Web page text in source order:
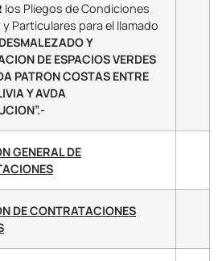
los Pliegos de Condiciones
y Particulares para el llamado
DESMALEZADO Y
DE ESPACIOS VERDES
PATRON COSTAS ENTRE
Y AVDA
GENERAL DE
DE CONTRATACIONES